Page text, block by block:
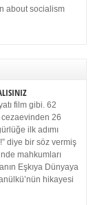
about socialism
film gibi. 62
cezaevinden 26
ilk adımı
diye bir söz vermiş
mahkumları
Eşkıya Dünyaya
hikayesi